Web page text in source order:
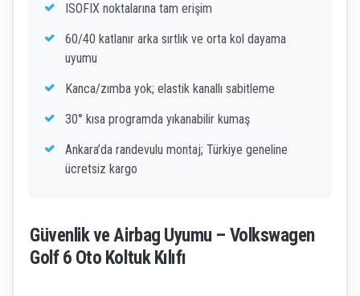
ISOFIX noktalarına tam erişim
60/40 katlanır arka sırtlık ve orta kol dayama
uyumu
Kanca/zımba yok; elastik kanallı sabitleme
30° kısa programda yıkanabilir kumaş
Ankara’da randevulu montaj; Türkiye geneline
ücretsiz kargo
Güvenlik ve Airbag Uyumu – Volkswagen
Golf 6 Oto Koltuk Kılıfı